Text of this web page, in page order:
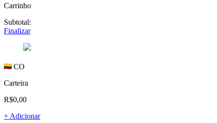
Carrinho
Subtotal:
Finalizar
CO
Carteira
R$0,00
+ Adicionar